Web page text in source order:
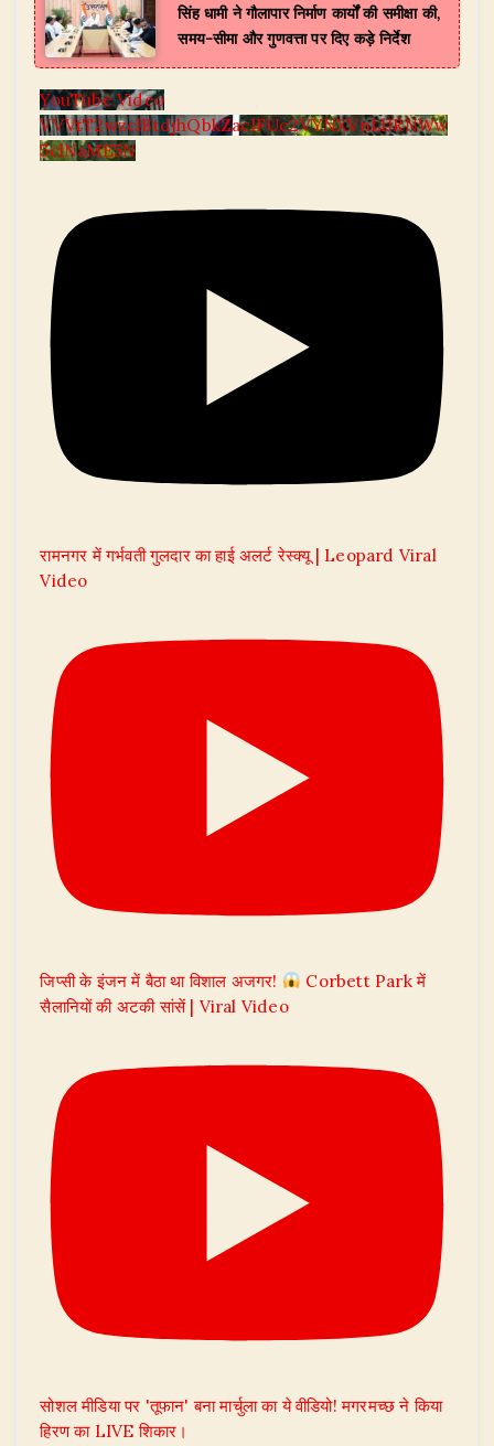
सिंह धामी ने गौलापार निर्माण कार्यों की समीक्षा की,
समय-सीमा और गुणवत्ता पर दिए कड़े निर्देश
YouTube Video
VVVtT2wzclBtdjhQbkZaclFUc2VYNXVnLlJRNWw
5clNaME5N
रामनगर में गर्भवती गुलदार का हाई अलर्ट रेस्क्यू | Leopard Viral
Video
जिप्सी के इंजन में बैठा था विशाल अजगर!
Corbett Park में
सैलानियों की अटकी सांसें | Viral Video
सोशल मीडिया पर 'तूफान' बना मार्चुला का ये वीडियो! मगरमच्छ ने किया
हिरण का LIVE शिकार।